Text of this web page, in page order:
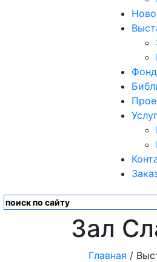
Зал
Главная /